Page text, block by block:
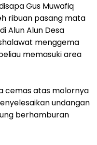
Gus Muwafiq
ribuan pasang mata
Alun Alun Desa
menggema
memasuki area
cemas atas molornya
undangan
berhamburan